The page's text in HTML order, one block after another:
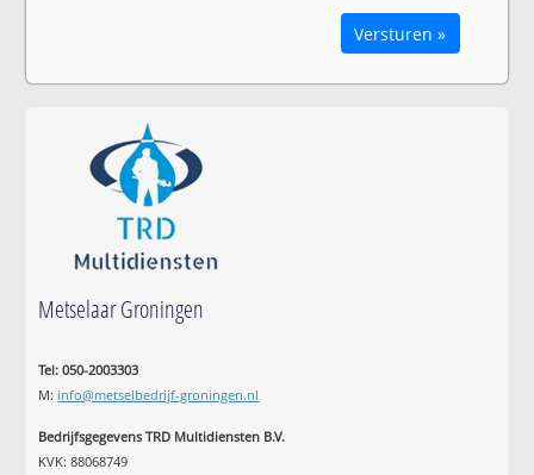
Versturen »
Metselaar Groningen
Tel: 050-2003303
M: info@metselbedrijf-groningen.nl
Bedrijfsgegevens TRD Multidiensten B.V.
KVK: 88068749